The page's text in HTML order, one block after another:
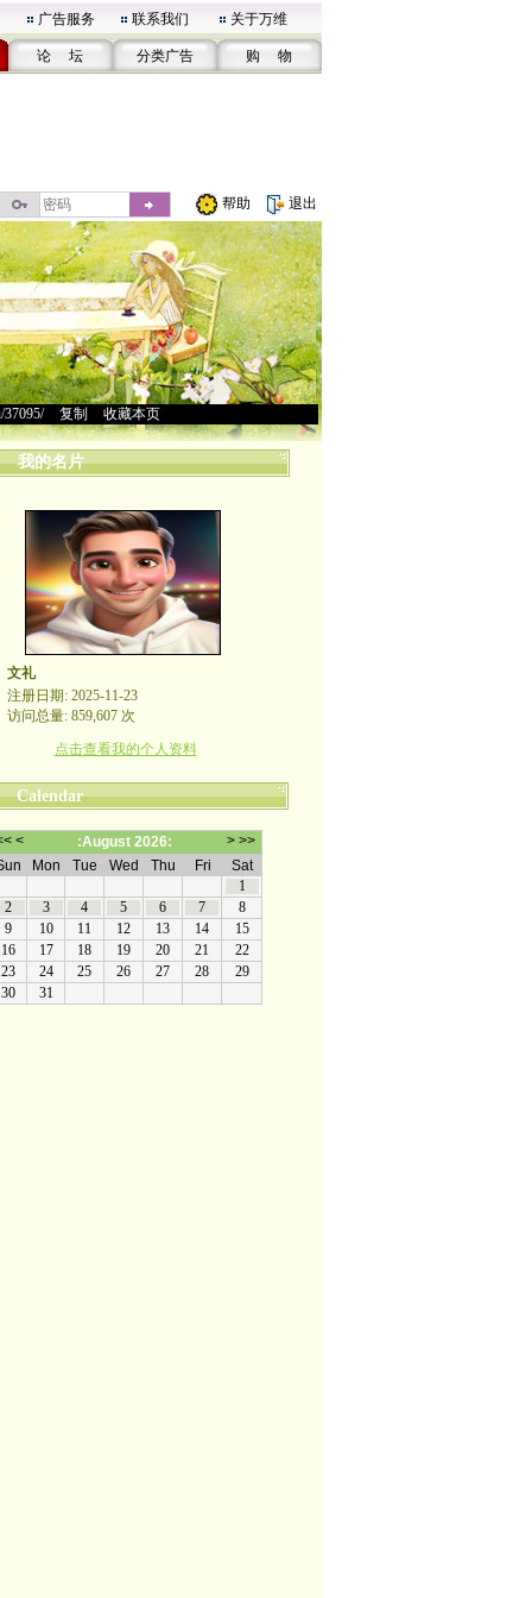
广告服务 联系我们 关于万维
论 坛 分类广告 购 物
帮助 退出
37095/> 复制 收藏本页
我的名片
文礼
注册日期: 2025-11-23
访问总量: 859,607 次
点击查看我的个人资料
Calendar